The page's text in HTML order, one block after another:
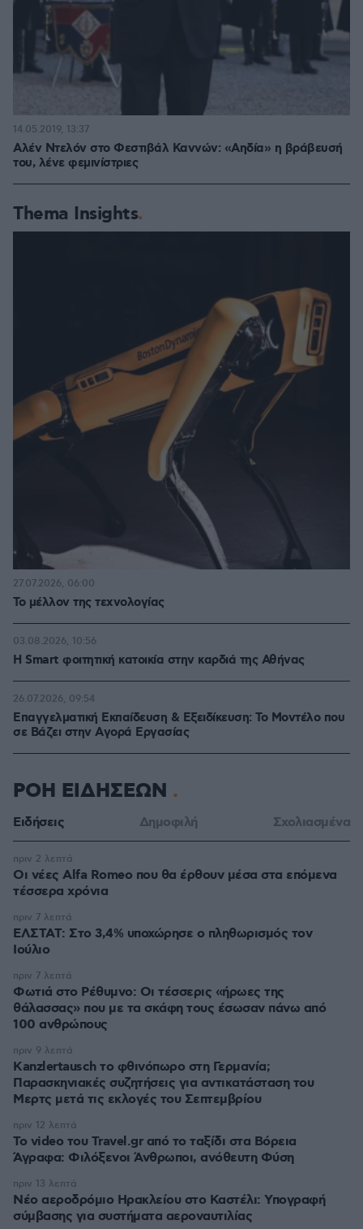
Αλέν Ντελόν στο Φεστιβάλ Καννών: «Αηδία» η βράβευσή
του, λένε φεμινίστριες
14.05.2019, 13:37
Thema Insights
Το μέλλον της τεχνολογίας
27.07.2026, 06:00
Η Smart φοιτητική κατοικία στην καρδιά της Αθήνας
03.08.2026, 10:56
Επαγγελματική Εκπαίδευση & Εξειδίκευση: Το Mοντέλο που
σε Bάζει στην Aγορά Eργασίας
26.07.2026, 09:54
ΡΟΗ ΕΙΔΗΣΕΩΝ
Ειδήσεις Δημοφιλή Σχολιασμένα
Οι νέες Alfa Romeo που θα έρθουν μέσα στα επόμενα
τέσσερα χρόνια
πριν 2 λεπτά
ΕΛΣΤΑΤ: Στο 3,4% υποχώρησε ο πληθωρισμός τον
Ιούλιο
πριν 7 λεπτά
Φωτιά στο Ρέθυμνο: Οι τέσσερις «ήρωες της
θάλασσας» που με τα σκάφη τους έσωσαν πάνω από
100 ανθρώπους
πριν 7 λεπτά
Kanzlertausch το φθινόπωρο στη Γερμανία;
Παρασκηνιακές συζητήσεις για αντικατάσταση του
Μερτς μετά τις εκλογές του Σεπτεμβρίου
πριν 9 λεπτά
To video του Travel.gr από το ταξίδι στα Βόρεια
Άγραφα: Φιλόξενοι Άνθρωποι, ανόθευτη Φύση
πριν 12 λεπτά
Νέο αεροδρόμιο Ηρακλείου στο Καστέλι: Υπογραφή
σύμβασης για συστήματα αεροναυτιλίας
πριν 13 λεπτά